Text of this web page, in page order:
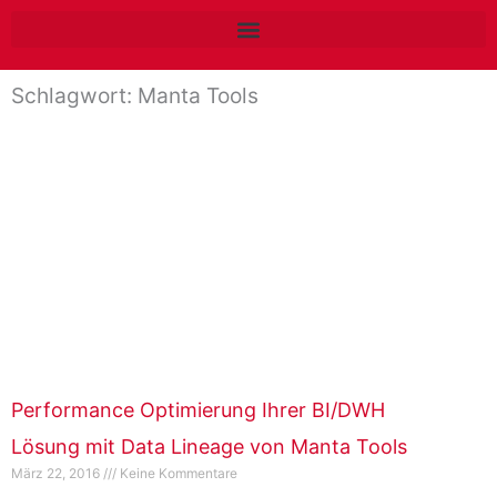
springen
Schlagwort: Manta Tools
Performance Optimierung Ihrer BI/DWH
Lösung mit Data Lineage von Manta Tools
März 22, 2016 Keine Kommentare